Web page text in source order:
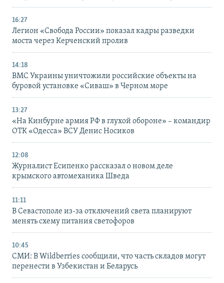
16:27
Легион «Свобода России» показал кадры разведки
моста через Керченский пролив
14:18
ВМС Украины уничтожили российские объекты на
буровой установке «Сиваш» в Черном море
13:27
«На Кинбурне армия РФ в глухой обороне» – командир
ОТК «Одесса» ВСУ Денис Носиков
12:08
Журналист Есипенко рассказал о новом деле
крымского автомеханика Шведа
11:11
В Севастополе из-за отключений света планируют
менять схему питания светофоров
10:45
СМИ: В Wildberries сообщили, что часть складов могут
перенести в Узбекистан и Беларусь